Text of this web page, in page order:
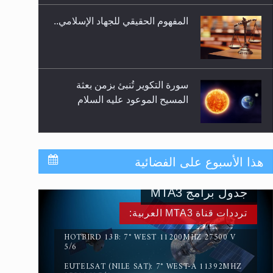
المفهوم الحقيقي للجهاد الإسلامي..
سورة التكوير تُنبئ بزمن بعثة
المسيح الموعود عليه السلام
حقيقة المسيح الدجال
القرآن قاضٍ وحكمٌ على السنة
ومهيمنٌ عليها.. ليس العكس
هذا الأسبوع على الفضائية
ترددات قناة MTA3 العربية:
HOTBIRD 13B: 7° WEST 11200MHZ 27500 V
5/6
EUTELSAT (NILE SAT): 7° WEST-A 11392MHZ
جدول برامج MTA3